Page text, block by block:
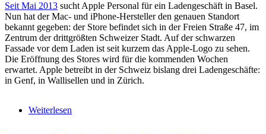
Seit Mai 2013 sucht Apple Personal für ein Ladengeschäft in Basel.
Nun hat der Mac- und iPhone-Hersteller den genauen Standort
bekannt gegeben: der Store befindet sich in der Freien Straße 47, im
Zentrum der drittgrößten Schweizer Stadt. Auf der schwarzen
Fassade vor dem Laden ist seit kurzem das Apple-Logo zu sehen.
Die Eröffnung des Stores wird für die kommenden Wochen
erwartet. Apple betreibt in der Schweiz bislang drei Ladengeschäfte:
in Genf, in Wallisellen und in Zürich.
Weiterlesen